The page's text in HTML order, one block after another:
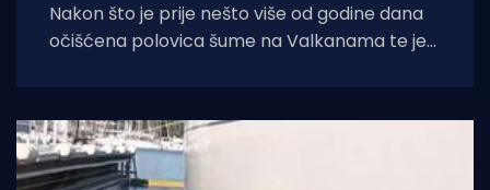
Nakon što je prije nešto više od godine dana
očišćena polovica šume na Valkanama te je